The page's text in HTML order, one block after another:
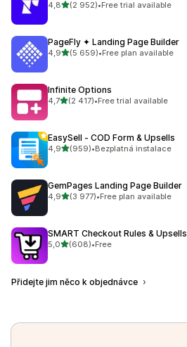
4,8z 5 hvězd
(2 952)
Celkový počet recenzí: 2952
•Free trial available
PageFly ✦ Landing Page Builder
4,9z 5 hvězd
(5 659)
Celkový počet recenzí: 5659
•Free plan available
Infinite Options
4,7z 5 hvězd
(2 417)
Celkový počet recenzí: 2417
•Free trial available
EasySell ‑ COD Form & Upsells
4,9z 5 hvězd
(959)
Celkový počet recenzí: 959
•Bezplatná instalace
GemPages Landing Page Builder
4,9z 5 hvězd
(3 977)
Celkový počet recenzí: 3977
•Free plan available
SMART Checkout Rules & Upsells
5,0z 5 hvězd
(608)
Celkový počet recenzí: 608
•Free
Přidejte jim něco k objednávce